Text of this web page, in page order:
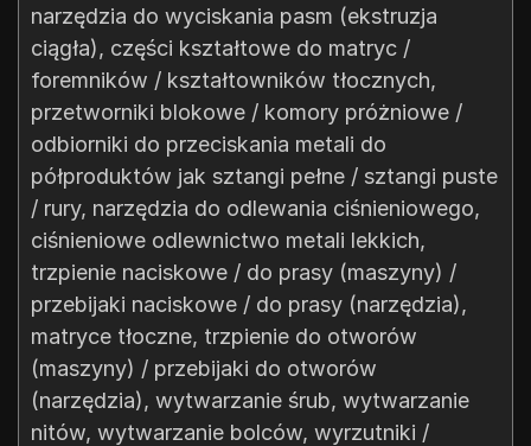
narzędzia do wyciskania pasm (ekstruzja
ciągła), części kształtowe do matryc /
foremników / kształtowników tłocznych,
przetworniki blokowe / komory próżniowe /
odbiorniki do przeciskania metali do
półproduktów jak sztangi pełne / sztangi puste
/ rury, narzędzia do odlewania ciśnieniowego,
ciśnieniowe odlewnictwo metali lekkich,
trzpienie naciskowe / do prasy (maszyny) /
przebijaki naciskowe / do prasy (narzędzia),
matryce tłoczne, trzpienie do otworów
(maszyny) / przebijaki do otworów
(narzędzia), wytwarzanie śrub, wytwarzanie
nitów, wytwarzanie bolców, wyrzutniki /